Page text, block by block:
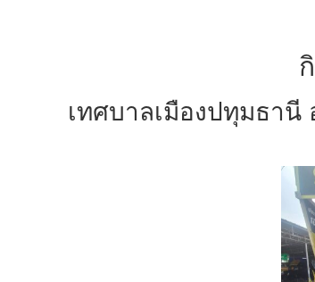
เทศบาลเมืองปทุมธา